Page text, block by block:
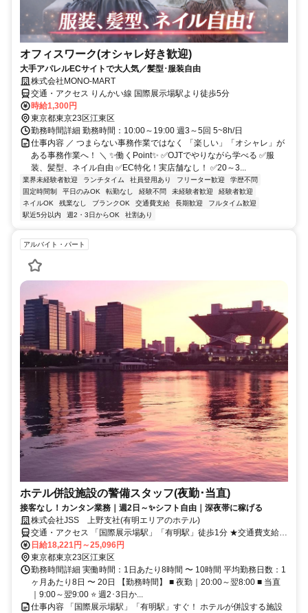
オフィスワーク(オシャレ好き歓迎)
大手アパレルECサイトで大人気／髪型･服装自由
株式会社MONO‐MART
交通・アクセス りんかい線 国際展示場駅より徒歩5分
時給1,300円
東京都東京23区江東区
勤務時間詳細 勤務時間：10:00～19:00 週3～5回 5~8h/日
仕事内容 ／ つまらない事務作業ではなく 「楽しい」「オシャレ」が
ある事務作業へ！ ＼ ✨働くPoint✨ ✅OJTでやりながら学べる ✅服
装、髪型、ネイル自由 ✅EC特化！実店舗なし！ ✅20～3...
業界未経験者歓迎 ランチタイム 社員登用あり フリーター歓迎
学歴不問
固定時間制
平日のみOK 転勤なし 経験不問 未経験者歓迎
経験者歓迎
ネイルOK
残業なし ブランクOK 交通費支給 長期歓迎
フルタイム歓迎
駅近5分以内
週2・3日からOK 社割あり
アルバイト・パート
ホテル併設施設の警備スタッフ(夜勤･当直)
接客なし！カンタン業務｜週2日～✨シフト自由｜深夜帯に稼げる
株式会社JSS 上野支社(有明エリアのホテル)
交通・アクセス 「国際展示場駅」「有明駅」徒歩1分 ★交通費支給
★駅近5分以内
日給18,221円～25,096円
東京都東京23区江東区
勤務時間詳細 実働時間：1日あたり8時間 〜 10時間 平均勤務日数：1
ヶ月あたり8日 〜 20日 【勤務時間】 ■ 夜勤｜20:00～翌8:00 ■ 当直
｜9:00～翌9:00 ⭐ 週2･3日か...
仕事内容 「国際展示場駅」「有明駅」すぐ！ ホテルが併設する施設